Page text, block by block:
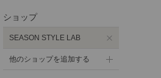
ショップ
SEASON STYLE LAB
他のショップを追加する